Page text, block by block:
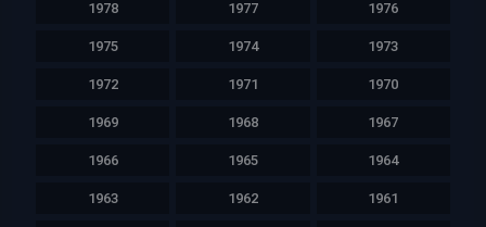
1978 1977 1976
1975 1974 1973
1972 1971 1970
1969 1968 1967
1966 1965 1964
1963 1962 1961